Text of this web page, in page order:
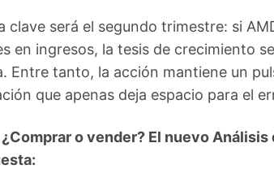
clave será el segundo trimestre: si
en ingresos, la tesis de crecimiento
Entre tanto, la acción mantiene un
que apenas deja espacio para el
¿Comprar o vender? El nuevo